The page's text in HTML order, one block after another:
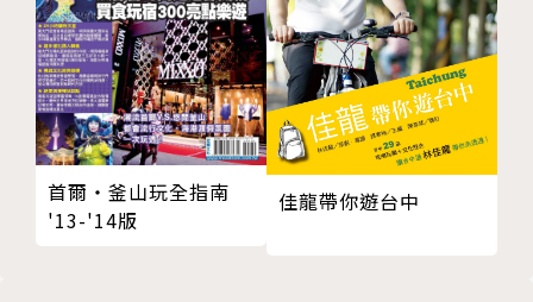
旅程點滴，都記錄在本書中。行程中的風光透過老黑的
文字與照片，Olivia的寫生插畫，將環遊世界所領略到
的風景、見聞、心情、反思都寶藏於此。除了這趟旅行
的完整過程，還包括讀者及友人們提出的相關疑問Q&
A。是一本既能滿足紙上旅行幻想，也能當作實際成行
參考的旅行札記。
老黑說：「每一個人一生至少要有一次大旅行，如果你
杜拜：海市蜃樓
CHAPTER 4 紅海走跳，穿越歐亞非
埃及大塞車
約旦：迷幻的瓦地倫山谷
世界奇景，眼見為憑
聖城行止
今天的天空很希臘
首爾‧釜山玩全指南
'13-'14版
佳龍帶你遊台中